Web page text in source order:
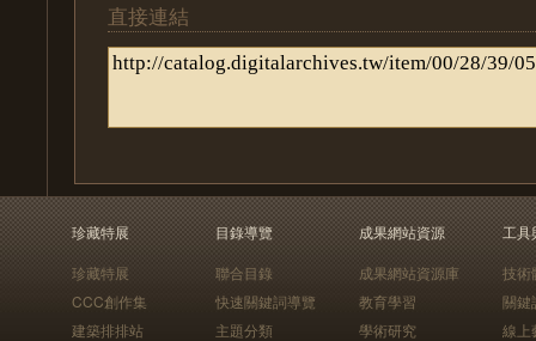
直接連結
珍藏特展
珍藏特展
CCC創作集
建築排排站
目錄導覽
聯合目錄
快速關鍵詞導覽
主題分類
成果網站資源
成果網站資源庫
教育學習
學術研究
工具
技術
關鍵
線上